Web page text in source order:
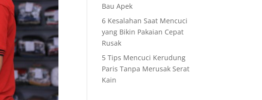
Bau Apek
6 Kesalahan Saat Mencuci
yang Bikin Pakaian Cepat
Rusak
5 Tips Mencuci Kerudung
Paris Tanpa Merusak Serat
Kain